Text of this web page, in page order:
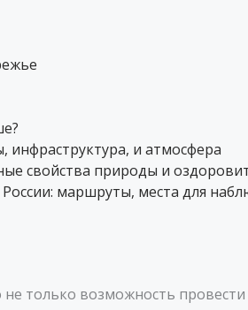
и атмосфера
свойства природы и
маршруты, места для
только возможность